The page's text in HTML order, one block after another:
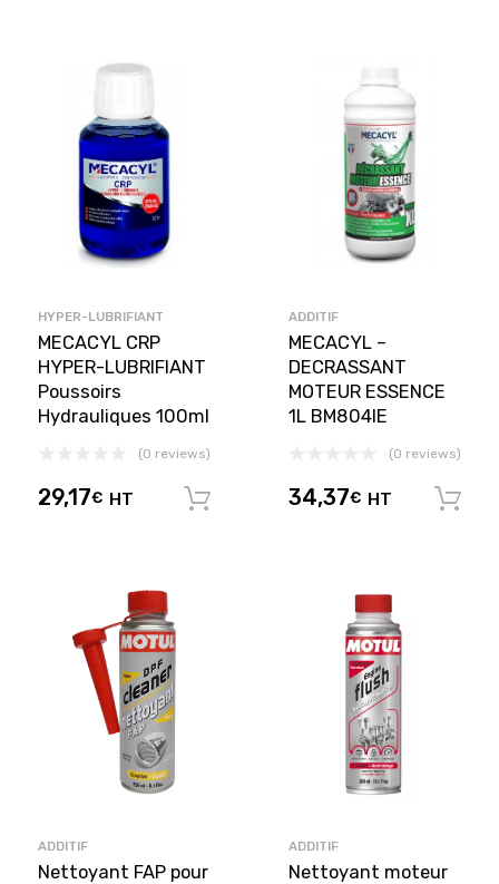
HYPER-LUBRIFIANT
MECACYL CRP
HYPER-LUBRIFIANT
Poussoirs
Hydrauliques 100ml
(0 reviews)
29,17€ HT Ajouter au panier
ADDITIF
MECACYL –
DECRASSANT
MOTEUR ESSENCE
1L BM804IE
(0 reviews)
34,37€ HT
ADDITIF
Nettoyant FAP pour
ADDITIF
Nettoyant moteur